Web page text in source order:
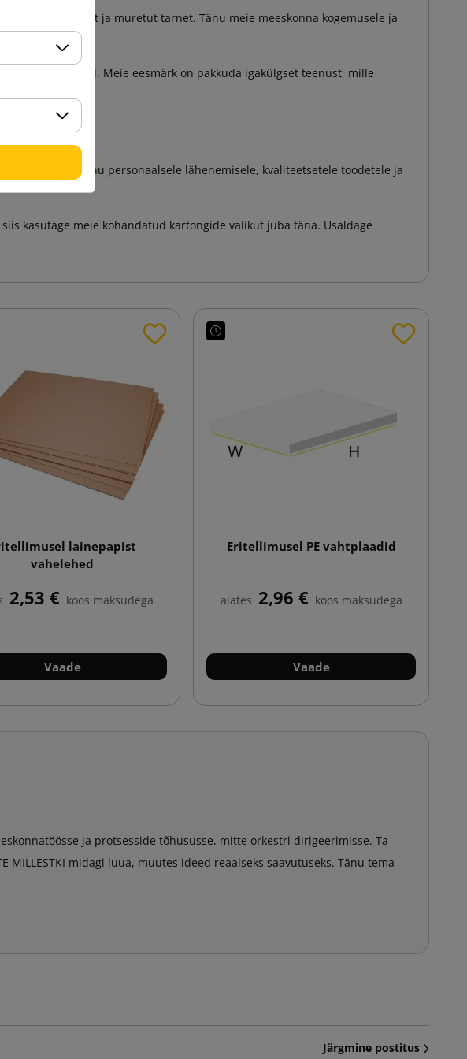
ja muretut tarnet. Tänu meie meeskonna kogemusele ja
ja tüübi valikul. Meie eesmärk on pakkuda igakülgset teenust, mille
edusse. Tänu personaalsele lähenemisele, kvaliteetsetele toodetele ja
kasutage meie kohandatud kartongide valikut juba täna. Usaldage
lainepapist
vahelehed
2,53 € koos maksudega
Vaade
Eritellimusel PE vahtplaadid
alates 2,96 € koos maksudega
Vaade
ja protsesside tõhususse, mitte orkestri dirigeerimisse. Ta
midagi luua, muutes ideed reaalseks saavutuseks. Tänu tema
Järgmine postitus